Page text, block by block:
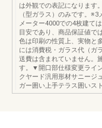
は外観での表記になります
（型ガラス）のみです。
メーター4000での4枚建て
目安であり、商品保証値で
色は印刷の性質上、実物と
には消費税・ガラス代（ガ
送費は含まれていません。
す。▼開口部仕様変更ライ
クヤード汎用形材サニージ
ガー囲い上手テラス囲いス